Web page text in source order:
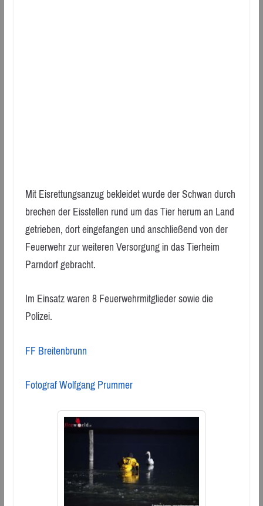
Mit Eisrettungsanzug bekleidet wurde der Schwan durch
brechen der Eisstellen rund um das Tier herum an Land
getrieben, dort eingefangen und anschließend von der
Feuerwehr zur weiteren Versorgung in das Tierheim
Parndorf gebracht.
Im Einsatz waren 8 Feuerwehrmitglieder sowie die
Polizei.
FF Breitenbrunn
Fotograf Wolfgang Prummer